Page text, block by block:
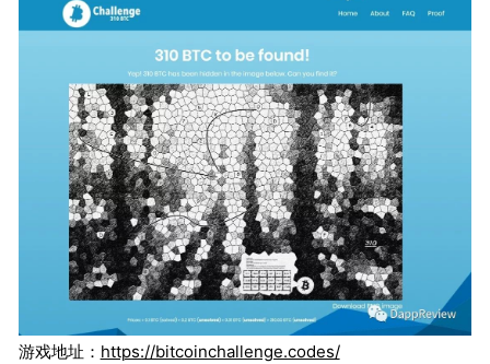
游戏地址： https://bitcoinchallenge.codes/